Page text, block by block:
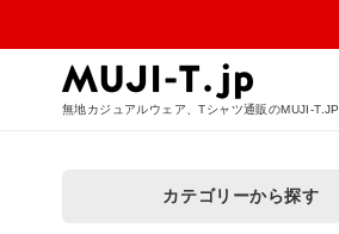
無地カジュアルウェア、Tシャツ通販のMUJI-T.JP
カテゴリーから探す